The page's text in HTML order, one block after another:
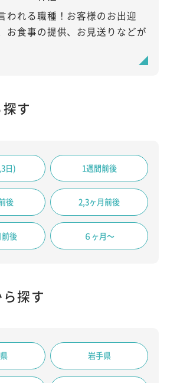
われる職種！お客様のお出迎
お食事の提供、お見送りなどが
す
日) 1週間前後
後 2,3ヶ月前後
後 ６ヶ月～
探す
岩手県